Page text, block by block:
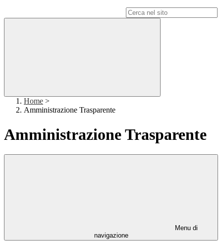
Home >
Amministrazione Trasparente
Amministrazione Trasparente
Menu di
navigazione